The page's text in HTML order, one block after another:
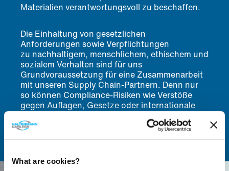
What are cookies?
Materialien verantwortungsvoll zu beschaffen.
Die Einhaltung von gesetzlichen
Anforderungen sowie Verpflichtungen
zu nachhaltigem, menschlichem, ethischem und
sozialem Verhalten sind für uns
Grundvoraussetzung für eine Zusammenarbeit
mit unseren Supply Chain-Partnern. Denn nur
so können Compliance-Risiken wie Verstöße
gegen Auflagen, Gesetze oder internationale
Verträge und damit entstehende Lieferprobleme
verhindert werden.